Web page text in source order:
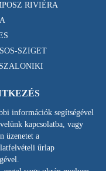
RIVIÉRA
SZIGET
információk segítségével
kapcsolatba, vagy
üzenetet a
űrlap